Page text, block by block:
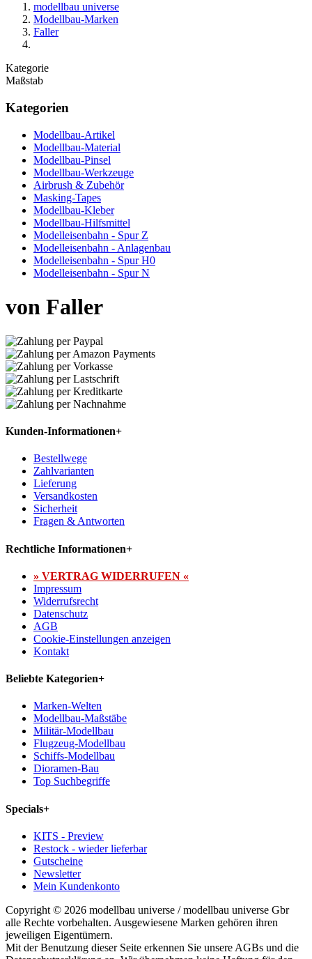
modellbau universe
Modellbau-Marken
Faller
Kategorie
Maßstab
Kategorien
Modellbau-Artikel
Modellbau-Material
Modellbau-Pinsel
Modellbau-Werkzeuge
Airbrush & Zubehör
Masking-Tapes
Modellbau-Kleber
Modellbau-Hilfsmittel
Modelleisenbahn - Spur Z
Modelleisenbahn - Anlagenbau
Modelleisenbahn - Spur H0
Modelleisenbahn - Spur N
von Faller
Kunden-Informationen+
Bestellwege
Zahlvarianten
Lieferung
Versandkosten
Sicherheit
Fragen & Antworten
Rechtliche Informationen+
» VERTRAG WIDERRUFEN «
Impressum
Widerrufsrecht
Datenschutz
AGB
Cookie-Einstellungen anzeigen
Kontakt
Beliebte Kategorien+
Marken-Welten
Modellbau-Maßstäbe
Militär-Modellbau
Flugzeug-Modellbau
Schiffs-Modellbau
Dioramen-Bau
Top Suchbegriffe
Specials+
KITS - Preview
Restock - wieder lieferbar
Gutscheine
Newsletter
Mein Kundenkonto
Copyright © 2026 modellbau universe / modellbau universe Gbr
alle Rechte vorbehalten. Ausgewiesene Marken gehören ihren
jeweiligen Eigentümern.
Mit der Benutzung dieser Seite erkennen Sie unsere AGBs und die